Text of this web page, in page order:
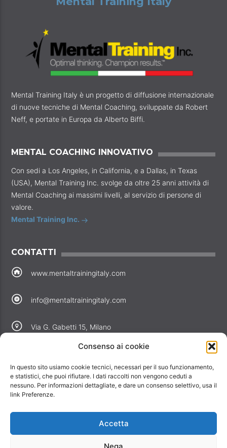
Consenso ai cookie
In questo sito usiamo cookie tecnici, necessari per il suo funzionamento,
e statistici, che puoi rifiutare. I dati raccolti non vengono ceduti a
nessuno. Per informazioni dettagliate, e dare un consenso selettivo, usa il
link Preferenze.
Accetta
Nega
Mental Training Italy è un progetto di diffusione internazionale
di nuove tecniche di Mental Coaching, sviluppate da Robert
Neff, e portate in Europa da Alberto Biffi.
MENTAL COACHING INNOVATIVO
Con sedi a Los Angeles, in California, e a Dallas, in Texas
(USA), Mental Training Inc. svolge da oltre 25 anni attività di
Mental Coaching ai massimi livelli, al servizio di persone di
valore.
Mental Training Inc.
CONTATTI
www.mentaltrainingitaly.com
info@mentaltrainingitaly.com
Via G. Gabetti 15, Milano
Perché noi
Offerte
Informativa privacy
Informativa cookie